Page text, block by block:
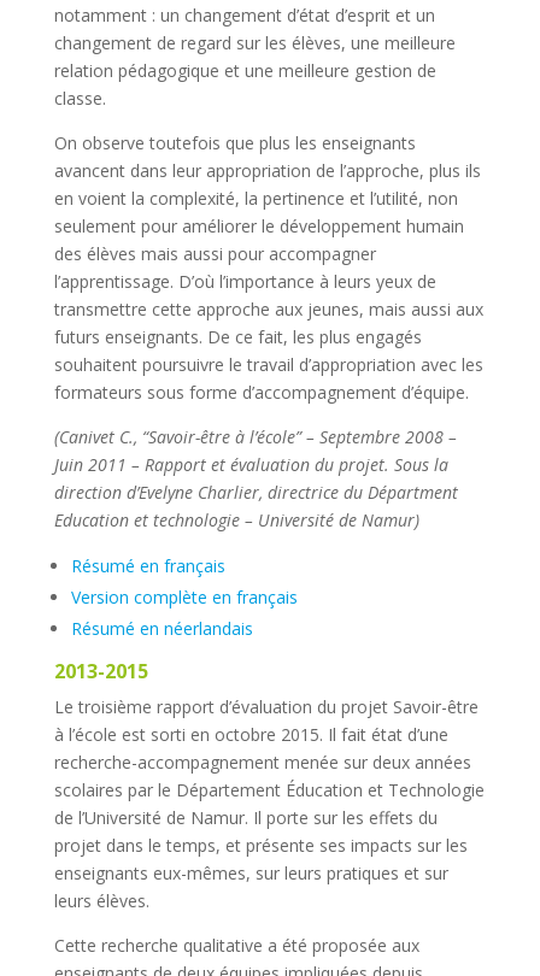
notamment : un changement d’état d’esprit et un
changement de regard sur les élèves, une meilleure
relation pédagogique et une meilleure gestion de
classe.
On observe toutefois que plus les enseignants
avancent dans leur appropriation de l’approche, plus ils
en voient la complexité, la pertinence et l’utilité, non
seulement pour améliorer le développement humain
des élèves mais aussi pour accompagner
l’apprentissage. D’où l’importance à leurs yeux de
transmettre cette approche aux jeunes, mais aussi aux
futurs enseignants. De ce fait, les plus engagés
souhaitent poursuivre le travail d’appropriation avec les
formateurs sous forme d’accompagnement d’équipe.
(Canivet C., “Savoir-être à l’école” – Septembre 2008 –
Juin 2011 – Rapport et évaluation du projet. Sous la
direction d’Evelyne Charlier, directrice du Départment
Education et technologie – Université de Namur)
Résumé en français
Version complète en français
Résumé en néerlandais
2013-2015
Le troisième rapport d’évaluation du projet Savoir-être
à l’école est sorti en octobre 2015. Il fait état d’une
recherche-accompagnement menée sur deux années
scolaires par le Département Éducation et Technologie
de l’Université de Namur. Il porte sur les effets du
projet dans le temps, et présente ses impacts sur les
enseignants eux-mêmes, sur leurs pratiques et sur
leurs élèves.
Cette recherche qualitative a été proposée aux